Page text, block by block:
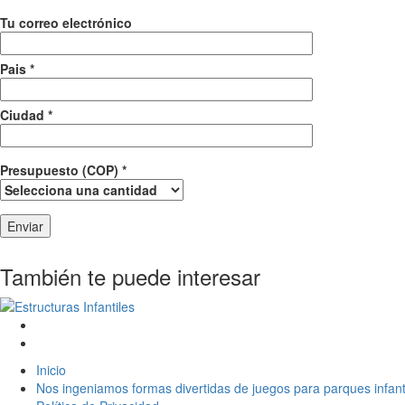
Tu correo electrónico
Pais *
Ciudad *
Presupuesto (COP) *
También te puede interesar
Inicio
Nos ingeniamos formas divertidas de juegos para parques